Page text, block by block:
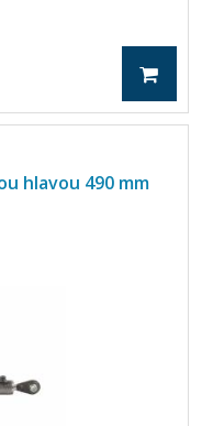
hlavou 490 mm